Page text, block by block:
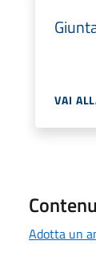
VAI
Adotta un